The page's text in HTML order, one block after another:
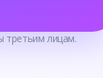
третьим лицам.